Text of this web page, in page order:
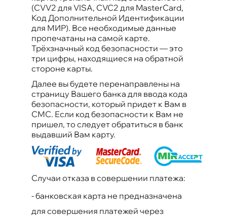
(CVV2 для VISA, CVC2 для MasterCard,
Код Дополнительной Идентификации
для МИР). Все необходимые данные
пропечатаны на самой карте.
Трёхзначный код безопасности — это
три цифры, находящиеся на обратной
стороне карты.
Далее вы будете перенаправлены на
страницу Вашего банка для ввода кода
безопасности, который придет к Вам в
СМС. Если код безопасности к Вам не
пришел, то следует обратиться в банк
выдавший Вам карту.
Случаи отказа в совершении платежа:
-банковская карта не предназначена
для совершения платежей через